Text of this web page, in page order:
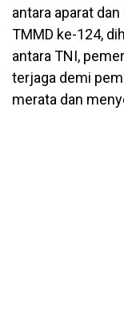
antara aparat
TMMD ke-124,
antara TNI,
terjaga demi
merata dan